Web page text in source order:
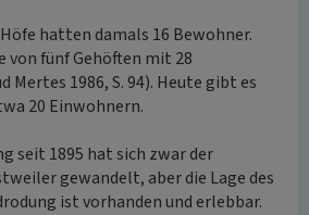
hatten damals 16 Bewohner.
von fünf Gehöften mit 28
Mertes 1986, S. 94). Heute gibt es
20 Einwohnern.
seit 1895 hat sich zwar der
gewandelt, aber die Lage des
ist vorhanden und erlebbar.